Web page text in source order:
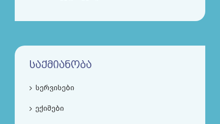
ᲡᲐᲥᲛᲘᲐᲜᲝᲑᲐ
სერვისები
ექიმები